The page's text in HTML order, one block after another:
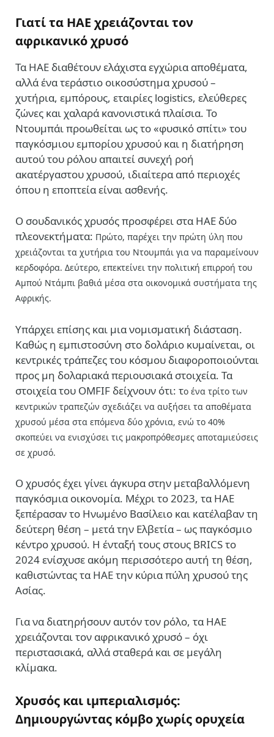
Γιατί τα ΗΑΕ χρειάζονται τον
αφρικανικό χρυσό
Τα ΗΑΕ διαθέτουν ελάχιστα εγχώρια αποθέματα,
αλλά ένα τεράστιο οικοσύστημα χρυσού –
χυτήρια, εμπόρους, εταιρίες logistics, ελεύθερες
ζώνες και χαλαρά κανονιστικά πλαίσια. Το
Ντουμπάι προωθείται ως το «φυσικό σπίτι» του
παγκόσμιου εμπορίου χρυσού και η διατήρηση
αυτού του ρόλου απαιτεί συνεχή ροή
ακατέργαστου χρυσού, ιδιαίτερα από περιοχές
όπου η εποπτεία είναι ασθενής.
Ο σουδανικός χρυσός προσφέρει στα ΗΑΕ δύο
πλεονεκτήματα: Πρώτο, παρέχει την πρώτη ύλη που
χρειάζονται τα χυτήρια του Ντουμπάι για να παραμείνουν
κερδοφόρα. Δεύτερο, επεκτείνει την πολιτική επιρροή του
Αμπού Ντάμπι βαθιά μέσα στα οικονομικά συστήματα της
Αφρικής.
Υπάρχει επίσης και μια νομισματική διάσταση.
Καθώς η εμπιστοσύνη στο δολάριο κυμαίνεται, οι
κεντρικές τράπεζες του κόσμου διαφοροποιούνται
προς μη δολαριακά περιουσιακά στοιχεία. Τα
στοιχεία του OMFIF δείχνουν ότι: το ένα τρίτο των
κεντρικών τραπεζών σχεδιάζει να αυξήσει τα αποθέματα
χρυσού μέσα στα επόμενα δύο χρόνια, ενώ το 40%
σκοπεύει να ενισχύσει τις μακροπρόθεσμες αποταμιεύσεις
σε χρυσό.
Ο χρυσός έχει γίνει άγκυρα στην μεταβαλλόμενη
παγκόσμια οικονομία. Μέχρι το 2023, τα ΗΑΕ
ξεπέρασαν το Ηνωμένο Βασίλειο και κατέλαβαν τη
δεύτερη θέση – μετά την Ελβετία – ως παγκόσμιο
κέντρο χρυσού. Η ένταξή τους στους BRICS το
2024 ενίσχυσε ακόμη περισσότερο αυτή τη θέση,
καθιστώντας τα ΗΑΕ την κύρια πύλη χρυσού της
Ασίας.
Για να διατηρήσουν αυτόν τον ρόλο, τα ΗΑΕ
χρειάζονται τον αφρικανικό χρυσό – όχι
περιστασιακά, αλλά σταθερά και σε μεγάλη
κλίμακα.
Χρυσός και ιμπεριαλισμός:
Δημιουργώντας κόμβο χωρίς ορυχεία